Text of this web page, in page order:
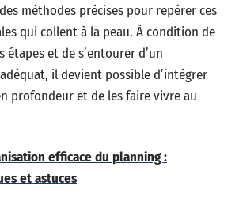
méthodes précises pour repérer ces
qui collent à la peau. À condition de
étapes et de s’entourer d’un
il devient possible d’intégrer
profondeur et de les faire vivre au
efficace du planning :
et astuces